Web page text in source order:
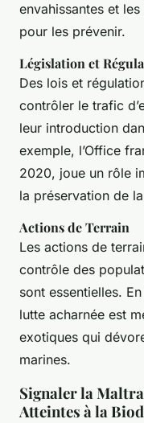
envahissantes et
pour les prévenir.
Législation et
Des lois et
contrôler le trafic
leur introduction
exemple, l’Office
2020, joue un rôle
la préservation de
Actions de Terrain
Les actions de
contrôle des
sont essentielles.
lutte acharnée est
exotiques qui
marines.
Signaler la
Atteintes à la